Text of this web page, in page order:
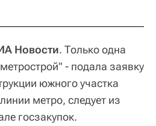
Новости. Только одна
- подала заявку
южного участка
метро, следует из
госзакупок.